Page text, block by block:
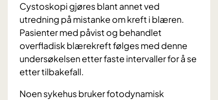
Cystoskopi gjøres blant annet ved
utredning på mistanke om kreft i blæren.
Pasienter med påvist og behandlet
overfladisk blærekreft følges med denne
undersøkelsen etter faste intervaller for å se
etter tilbakefall.
Noen sykehus bruker fotodynamisk